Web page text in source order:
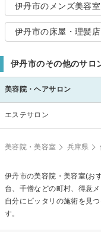
伊丹市のメンズ美容
伊丹市の床屋・理髪
伊丹市のその他のサロ
美容院・ヘアサロン
エステサロン
美容院・美容室 兵庫県
伊丹市の美容院・美容室(お
台、千僧などの町村、得意
自分にピッタリの施術を見
す。